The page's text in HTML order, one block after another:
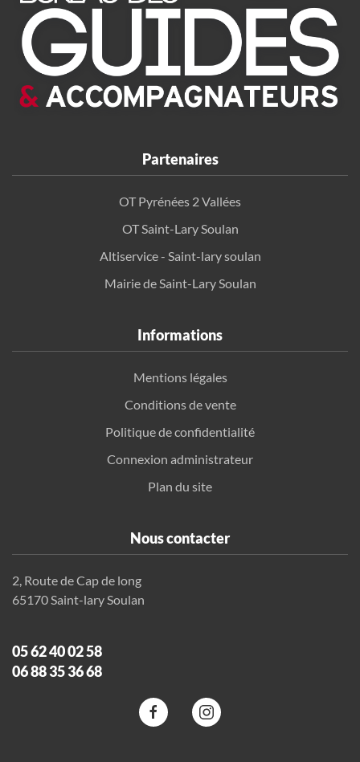
Partenaires
OT Pyrénées 2 Vallées
OT Saint-Lary Soulan
Altiservice - Saint-lary soulan
Mairie de Saint-Lary Soulan
Informations
Mentions légales
Conditions de vente
Politique de confidentialité
Connexion administrateur
Plan du site
Nous contacter
2, Route de Cap de long
65170 Saint-lary Soulan
05 62 40 02 58
06 88 35 36 68